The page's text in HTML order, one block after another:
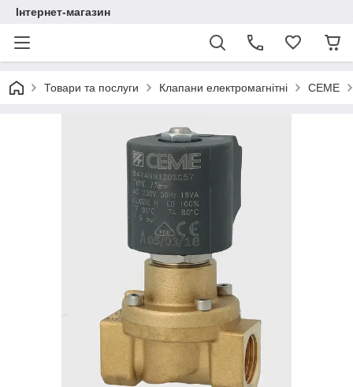
Інтернет-магазин
Товари та послуги Клапани електромагнітні CEME